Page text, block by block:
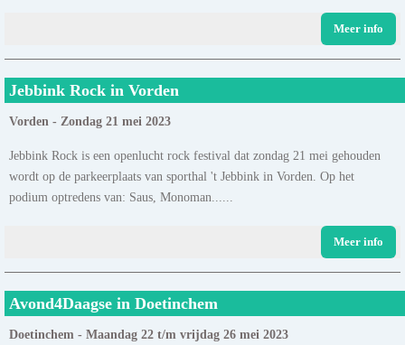
Meer info
Jebbink Rock in Vorden
Vorden - Zondag 21 mei 2023
Jebbink Rock is een openlucht rock festival dat zondag 21 mei gehouden
wordt op de parkeerplaats van sporthal 't Jebbink in Vorden. Op het
podium optredens van: Saus, Monoman......
Meer info
Avond4Daagse in Doetinchem
Doetinchem - Maandag 22 t/m vrijdag 26 mei 2023